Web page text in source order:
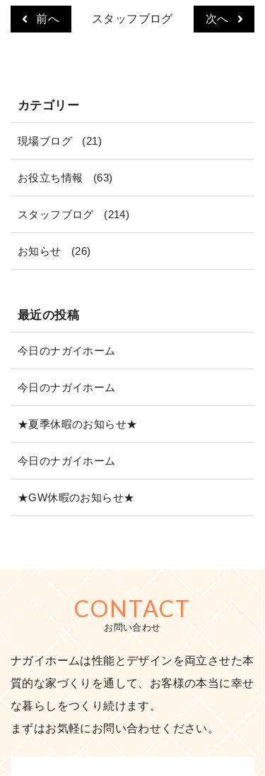
リ
ー
前へ スタッフブログ 次へ
カテゴリー
現場ブログ (21)
お役立ち情報 (63)
スタッフブログ (214)
お知らせ (26)
最近の投稿
今日のナガイホーム
今日のナガイホーム
★夏季休暇のお知らせ★
今日のナガイホーム
★GW休暇のお知らせ★
CONTACT
お問い合わせ
ナガイホームは性能とデザインを両立させた本
質的な家づくりを通して、お客様の本当に幸せ
な暮らしをつくり続けます。
まずはお気軽にお問い合わせください。